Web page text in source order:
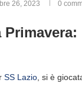
26, 2023 0
SS Lazio , si è